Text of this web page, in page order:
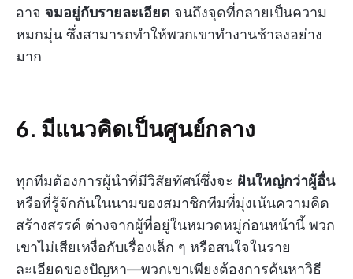
อาจ จมอยู่กับรายละเอียด จนถึงจุดที่กลายเป็นความ
หมกมุ่น ซึ่งสามารถทำให้พวกเขาทำงานช้าลงอย่าง
มาก
6. มีแนวคิดเป็นศูนย์กลาง
ทุกทีมต้องการผู้นำที่มีวิสัยทัศน์ซึ่งจะ ฝันใหญ่กว่าผู้อื่น
หรือที่รู้จักกันในนามของสมาชิกทีมที่มุ่งเน้นความคิด
สร้างสรรค์ ต่างจากผู้ที่อยู่ในหมวดหมู่ก่อนหน้านี้ พวก
เขาไม่เสียเหงื่อกับเรื่องเล็ก ๆ หรือสนใจในราย
ละเอียดของปัญหา—พวกเขาเพียงต้องการค้นหาวิธี